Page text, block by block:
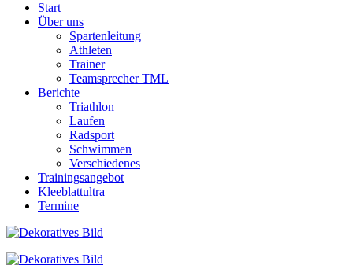
Start
Über uns
Spartenleitung
Athleten
Trainer
Teamsprecher TML
Berichte
Triathlon
Laufen
Radsport
Schwimmen
Verschiedenes
Trainingsangebot
Kleeblattultra
Termine